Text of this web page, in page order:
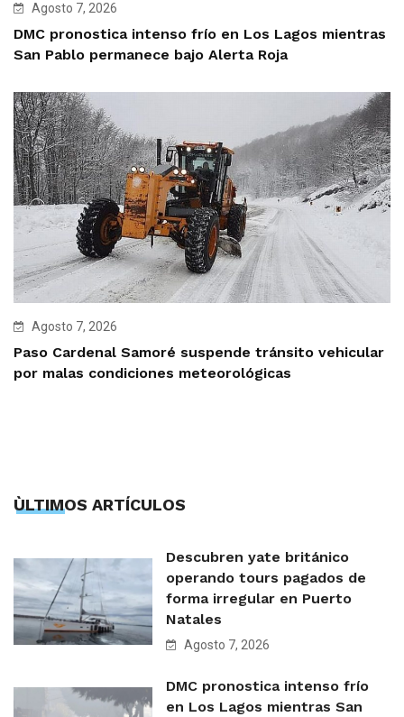
Agosto 7, 2026
DMC pronostica intenso frío en Los Lagos mientras
San Pablo permanece bajo Alerta Roja
Agosto 7, 2026
Paso Cardenal Samoré suspende tránsito vehicular
por malas condiciones meteorológicas
ÙLTIMOS ARTÍCULOS
Descubren yate británico
operando tours pagados de
forma irregular en Puerto
Natales
Agosto 7, 2026
DMC pronostica intenso frío
en Los Lagos mientras San